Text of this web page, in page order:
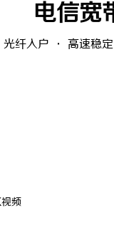
电信宽
光纤入户 · 高速稳
频